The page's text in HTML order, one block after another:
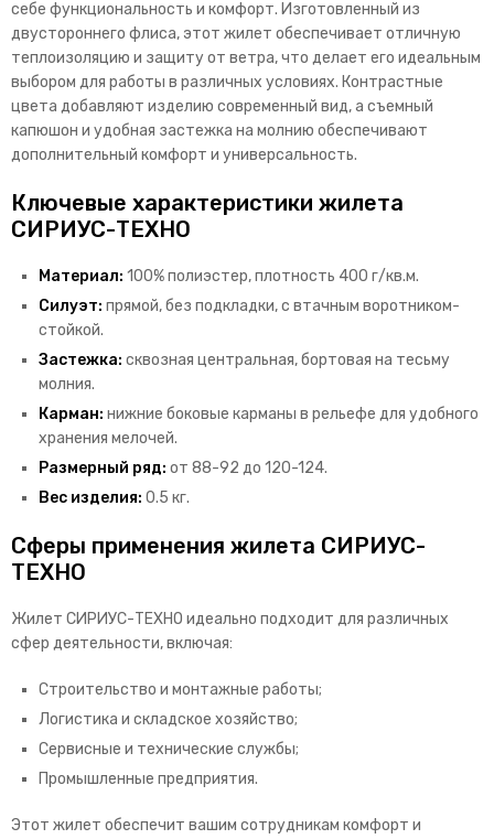
себе функциональность и комфорт. Изготовленный из
двустороннего флиса, этот жилет обеспечивает отличную
теплоизоляцию и защиту от ветра, что делает его идеальным
выбором для работы в различных условиях. Контрастные
цвета добавляют изделию современный вид, а съемный
капюшон и удобная застежка на молнию обеспечивают
дополнительный комфорт и универсальность.
Ключевые характеристики жилета
СИРИУС-ТЕХНО
Материал: 100% полиэстер, плотность 400 г/кв.м.
Силуэт: прямой, без подкладки, с втачным воротником-
стойкой.
Застежка: сквозная центральная, бортовая на тесьму
молния.
Карман: нижние боковые карманы в рельефе для удобного
хранения мелочей.
Размерный ряд: от 88-92 до 120-124.
Вес изделия: 0.5 кг.
Сферы применения жилета СИРИУС-
ТЕХНО
Жилет СИРИУС-ТЕХНО идеально подходит для различных
сфер деятельности, включая:
Строительство и монтажные работы;
Логистика и складское хозяйство;
Сервисные и технические службы;
Промышленные предприятия.
Этот жилет обеспечит вашим сотрудникам комфорт и